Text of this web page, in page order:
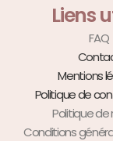
Liens
FAQ
Mentions
Politique de
Politique de
Conditions